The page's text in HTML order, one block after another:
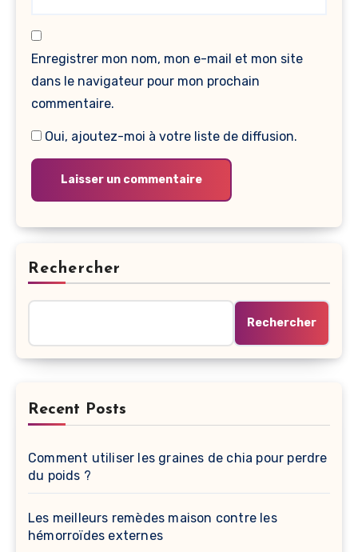
Enregistrer mon nom, mon e-mail et mon site
dans le navigateur pour mon prochain
commentaire.
Oui, ajoutez-moi à votre liste de diffusion.
Rechercher
Rechercher
Recent Posts
Comment utiliser les graines de chia pour perdre
du poids ?
Les meilleurs remèdes maison contre les
hémorroïdes externes